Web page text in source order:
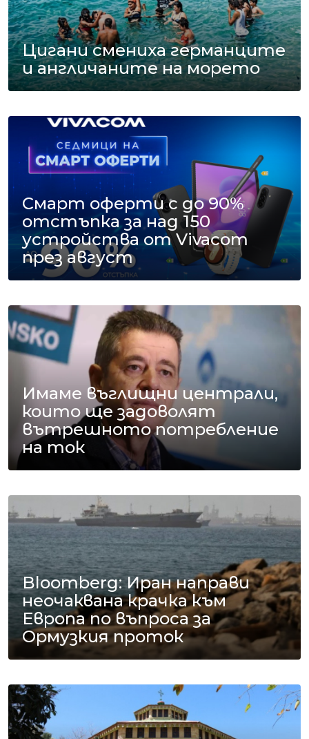
Цигани смениха германците
и англичаните на морето
Смарт оферти с до 90%
отстъпка за над 150
устройства от Vivacom
през август
Имаме въглищни централи,
които ще задоволят
вътрешното потребление
на ток
Bloomberg: Иран направи
неочаквана крачка към
Европа по въпроса за
Ормузкия проток